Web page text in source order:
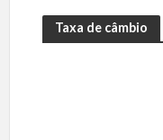
Taxa de câmbio